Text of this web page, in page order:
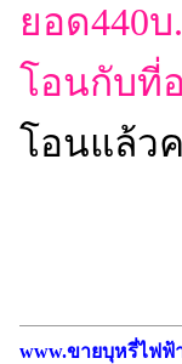
ยอด440
โอนกับที่
โอนแล้ว
www.ขายบุหรี่ไฟฟ้